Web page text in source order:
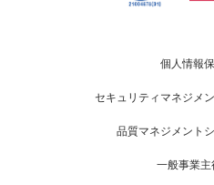
個人情報
セキュリティマネジメ
品質マネジメント
一般事業主